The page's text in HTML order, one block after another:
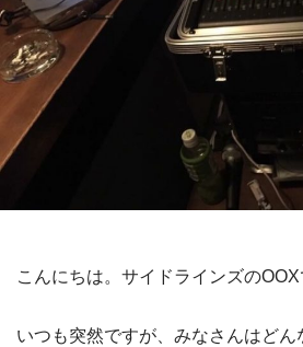
こんにちは。サイドラインズのOOX
いつも突然ですが、みなさんはどん